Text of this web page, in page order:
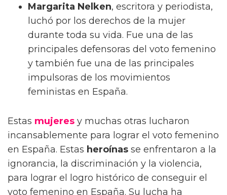
Margarita Nelken, escritora y periodista,
luchó por los derechos de la mujer
durante toda su vida. Fue una de las
principales defensoras del voto femenino
y también fue una de las principales
impulsoras de los movimientos
feministas en España.
Estas mujeres y muchas otras lucharon
incansablemente para lograr el voto femenino
en España. Estas heroínas se enfrentaron a la
ignorancia, la discriminación y la violencia,
para lograr el logro histórico de conseguir el
voto femenino en España. Su lucha ha